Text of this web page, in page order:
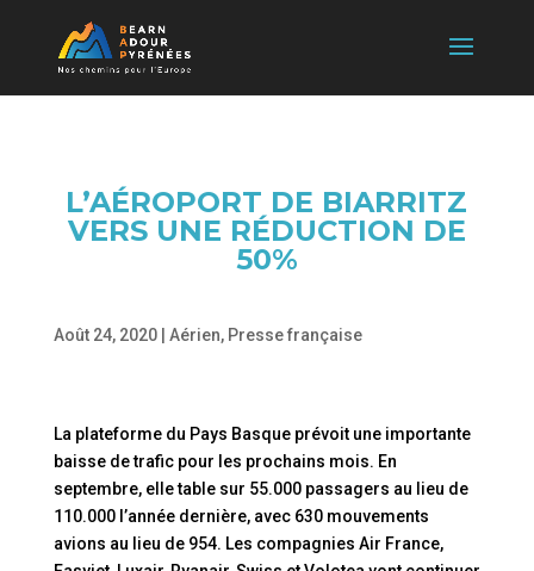
L’AÉROPORT DE BIARRITZ
VERS UNE RÉDUCTION DE
50%
Août 24, 2020| Aérien, Presse française
La plateforme du Pays Basque prévoit une importante
baisse de trafic pour les prochains mois. En
septembre, elle table sur 55.000 passagers au lieu de
110.000 l’année dernière, avec 630 mouvements
avions au lieu de 954. Les compagnies Air France,